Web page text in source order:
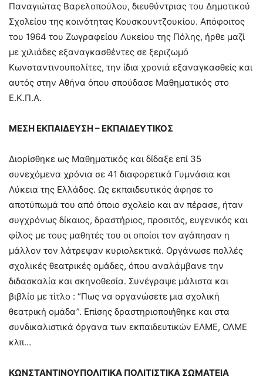
Παναγιώτας Βαρελοπούλου, διευθύντριας του Δημοτικού
Σχολείου της κοινότητας Κουσκουντζουκίου. Απόφοιτος
του 1964 του Ζωγραφείου Λυκείου της Πόλης, ήρθε μαζί
με χιλιάδες εξαναγκασθέντες σε ξεριζωμό
Κωνσταντινουπολίτες, την ίδια χρονιά εξαναγκασθείς και
αυτός στην Αθήνα όπου σπούδασε Μαθηματικός στο
Ε.Κ.Π.Α.
ΜΕΣΗ ΕΚΠΑΙΔΕΥΣΗ – ΕΚΠΑΙΔΕΥΤΙΚΟΣ
Διορίσθηκε ως Μαθηματικός και δίδαξε επί 35
συνεχόμενα χρόνια σε 41 διαφορετικά Γυμνάσια και
Λύκεια της Ελλάδος. Ως εκπαιδευτικός άφησε το
αποτύπωμά του από όποιο σχολείο και αν πέρασε, ήταν
συγχρόνως δίκαιος, δραστήριος, προσιτός, ευγενικός και
φίλος με τους μαθητές του οι οποίοι τον αγάπησαν η
μάλλον τον λάτρεψαν κυριολεκτικά. Οργάνωσε πολλές
σχολικές θεατρικές ομάδες, όπου αναλάμβανε την
διδασκαλία και σκηνοθεσία. Συνέγραψε μάλιστα και
βιβλίο με τίτλο : “Πως να οργανώσετε μια σχολική
θεατρική ομάδα”. Επίσης δραστηριοποιήθηκε και στα
συνδικαλιστικά όργανα των εκπαιδευτικών ΕΛΜΕ, ΟΛΜΕ
κλπ…
ΚΩΝΣΤΑΝΤΙΝΟΥΠΟΛΙΤΙΚΑ ΠΟΛΙΤΙΣΤΙΚΑ ΣΩΜΑΤΕΙΑ